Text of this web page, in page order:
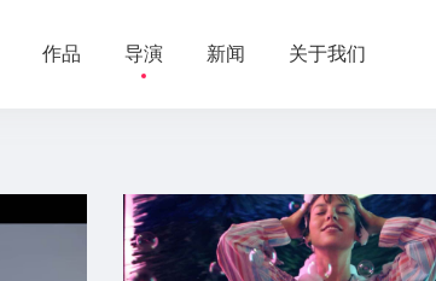
作品 导演 新闻 关于我们